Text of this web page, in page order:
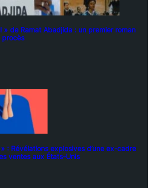
» de Ramat Abadjida : un premier roman
procès
: Révélations explosives d’une ex-cadre
ventes aux États-Unis